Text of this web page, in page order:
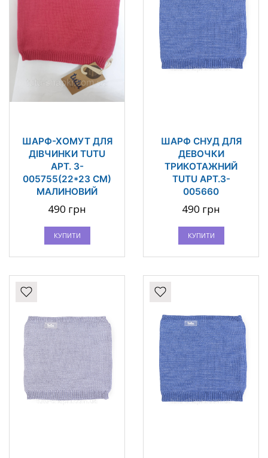
ШАРФ-ХОМУТ ДЛЯ
ДІВЧИНКИ TUTU
АРТ. 3-
005755(22*23 СМ)
МАЛИНОВИЙ
490 грн
КУПИТИ
ШАРФ СНУД ДЛЯ
ДЕВОЧКИ
ТРИКОТАЖНИЙ
TUTU АРТ.3-
005660
490 грн
КУПИТИ